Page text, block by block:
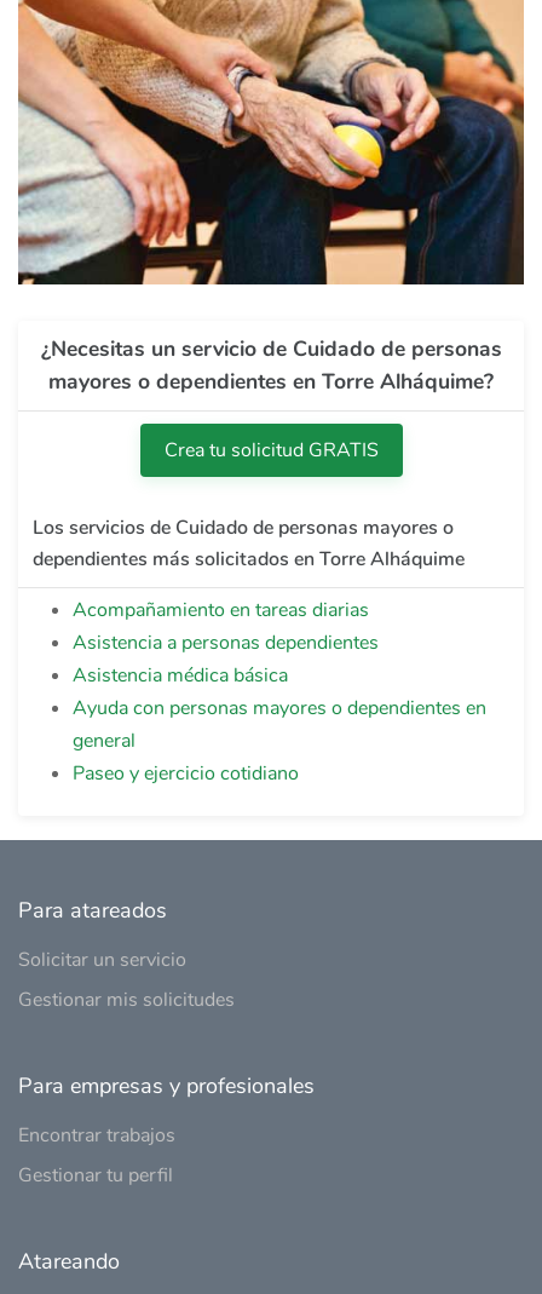
¿Necesitas un servicio de Cuidado de personas
mayores o dependientes en Torre Alháquime?
Crea tu solicitud GRATIS
Los servicios de Cuidado de personas mayores o
dependientes más solicitados en Torre Alháquime
Acompañamiento en tareas diarias
Asistencia a personas dependientes
Asistencia médica básica
Ayuda con personas mayores o dependientes en
general
Paseo y ejercicio cotidiano
Para atareados
Solicitar un servicio
Gestionar mis solicitudes
Para empresas y profesionales
Encontrar trabajos
Gestionar tu perfil
Atareando